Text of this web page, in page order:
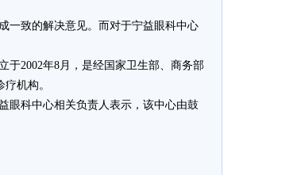
致的解决意见。而对于宁益眼科中心
2002年8月，是经国家卫生部、商务部
机构。
科中心相关负责人表示，该中心由鼓